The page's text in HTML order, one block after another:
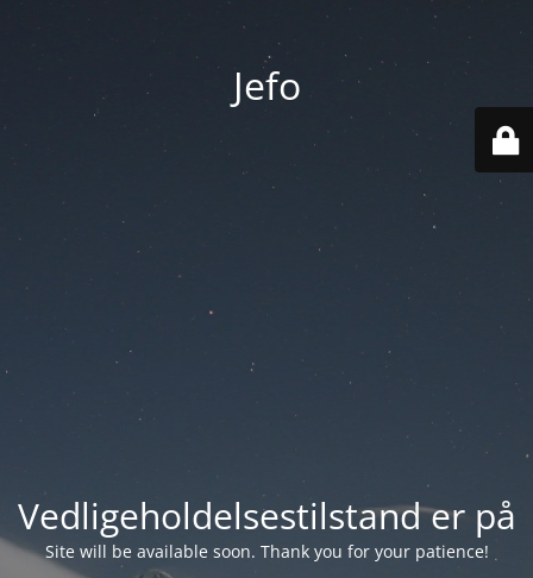
Jefo
Vedligeholdelsestilstand er på
Site will be available soon. Thank you for your patience!